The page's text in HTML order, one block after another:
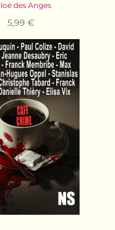
des Anges
5,99 €